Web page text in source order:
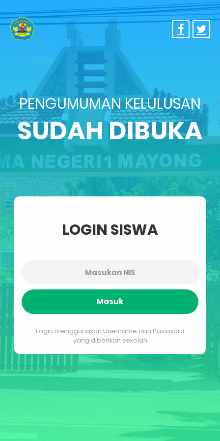
PENGUMUMAN KELULUSAN
SUDAH DIBUKA
LOGIN SISWA
Masuk
Login menggunakan Username dan Password
yang diberikan sekolah